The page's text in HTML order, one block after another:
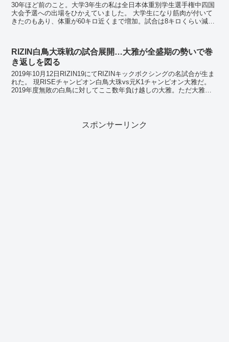
30年ほど前のこと。大学3年生の私は全日本体重別学生選手権中四国
大会予選への出場をひかえていました。 大学生になり筋肉が付いて
きたのもあり、体重が60キロ近くまで増加。試合は8キロくらい減量
RIZIN白鳥大珠戦の試合展開…大雅が全盛期の勢いで巻
き返しを図る
2019年10月12日RIZIN19にてRIZINキックボクシングの名試合が生ま
れた。 現RISEチャンピオン白鳥大珠vs元K1チャンピオン大雅だ。
2019年度無敗の白鳥に対してここ数年負け越しの大雅。ただ大雅も
スポンサーリンク